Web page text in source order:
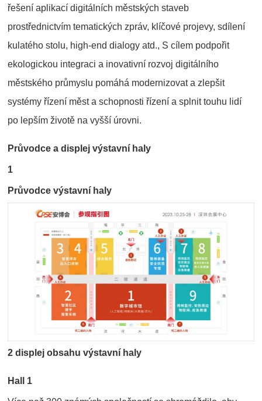
řešení aplikací digitálních městských staveb
prostřednictvím tematických zpráv, klíčové projevy, sdílení
kulatého stolu, high-end dialogy atd., S cílem podpořit
ekologickou integraci a inovativní rozvoj digitálního
městského průmyslu pomáhá modernizovat a zlepšit
systémy řízení měst a schopnosti řízení a splnit touhu lidí
po lepším životě na vyšší úrovni.
Průvodce a displej výstavní haly
1
Průvodce výstavní haly
2 displej obsahu výstavní haly
Hall 1